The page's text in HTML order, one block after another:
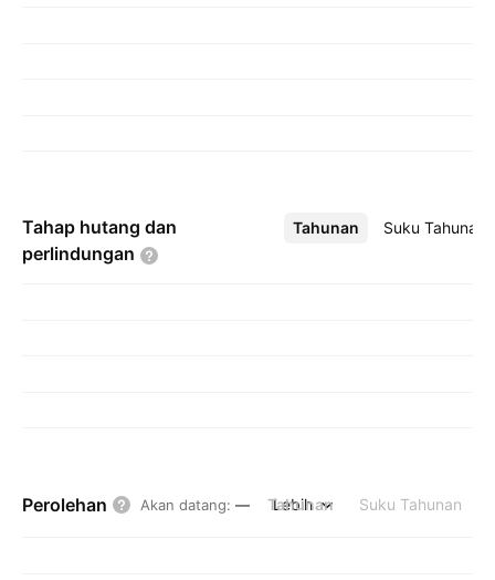
Tahap hutang dan
perlindungan
Tahunan Suku Tahunan
Lebih
Perolehan Akan datang: — Tahunan Suku Tahunan
Lebih